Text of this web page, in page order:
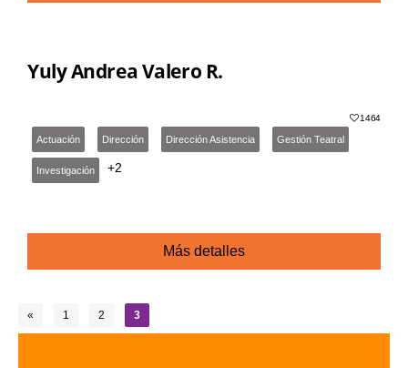
Yuly Andrea Valero R.
1464
Actuación Dirección Dirección Asistencia Gestión Teatral
Investigación +2
Más detalles
« 1 2 3